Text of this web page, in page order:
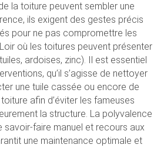
la toiture peuvent sembler une
ils exigent des gestes précis
pour ne pas compromettre les
où les toitures peuvent présenter
ardoises, zinc). Il est essentiel
qu’il s’agisse de nettoyer
une tuile cassée ou encore de
afin d’éviter les fameuses
la structure. La polyvalence
savoir-faire manuel et recours aux
une maintenance optimale et